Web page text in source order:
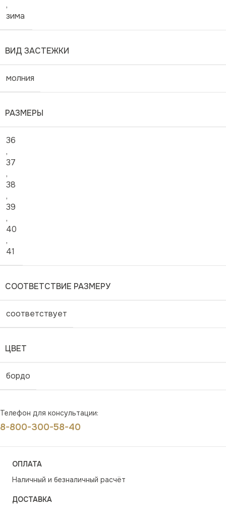
,
зима
ВИД ЗАСТЕЖКИ
молния
РАЗМЕРЫ
36
,
37
,
38
,
39
,
40
,
41
СООТВЕТСТВИЕ РАЗМЕРУ
соответствует
ЦВЕТ
бордо
Телефон для консультации:
8-800-300-58-40
ОПЛАТА
Наличный и безналичный расчёт
ДОСТАВКА